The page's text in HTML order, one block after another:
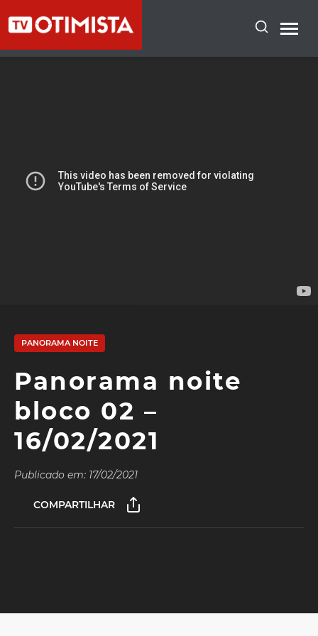
PANORAMA NOITE
Panorama noite
bloco 02 –
16/02/2021
Publicado em: 17/02/2021
COMPARTILHAR